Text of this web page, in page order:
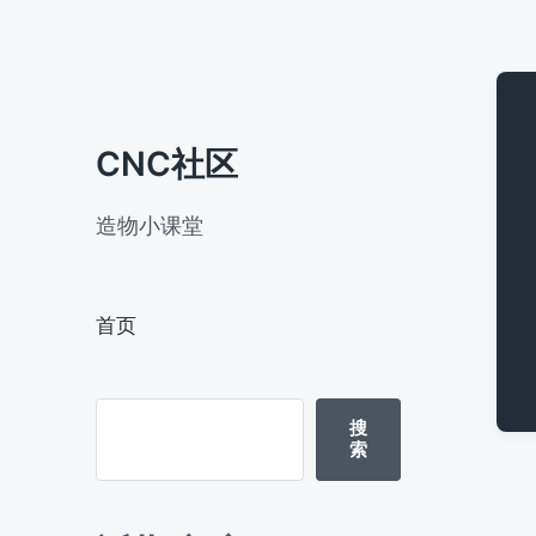
CNC社区
造物小课堂
首页
搜
索